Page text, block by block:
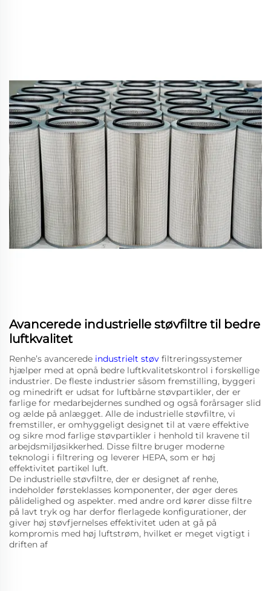
Avancerede industrielle støvfiltre til bedre
luftkvalitet
Renhe’s avancerede industrielt støv filtreringssystemer
hjælper med at opnå bedre luftkvalitetskontrol i forskellige
industrier. De fleste industrier såsom fremstilling, byggeri
og minedrift er udsat for luftbårne støvpartikler, der er
farlige for medarbejdernes sundhed og også forårsager slid
og ælde på anlægget. Alle de industrielle støvfiltre, vi
fremstiller, er omhyggeligt designet til at være effektive
og sikre mod farlige støvpartikler i henhold til kravene til
arbejdsmiljøsikkerhed. Disse filtre bruger moderne
teknologi i filtrering og leverer HEPA, som er høj
effektivitet partikel luft.
De industrielle støvfiltre, der er designet af renhe,
indeholder førsteklasses komponenter, der øger deres
pålidelighed og aspekter. med andre ord kører disse filtre
på lavt tryk og har derfor flerlagede konfigurationer, der
giver høj støvfjernelses effektivitet uden at gå på
kompromis med høj luftstrøm, hvilket er meget vigtigt i
driften af